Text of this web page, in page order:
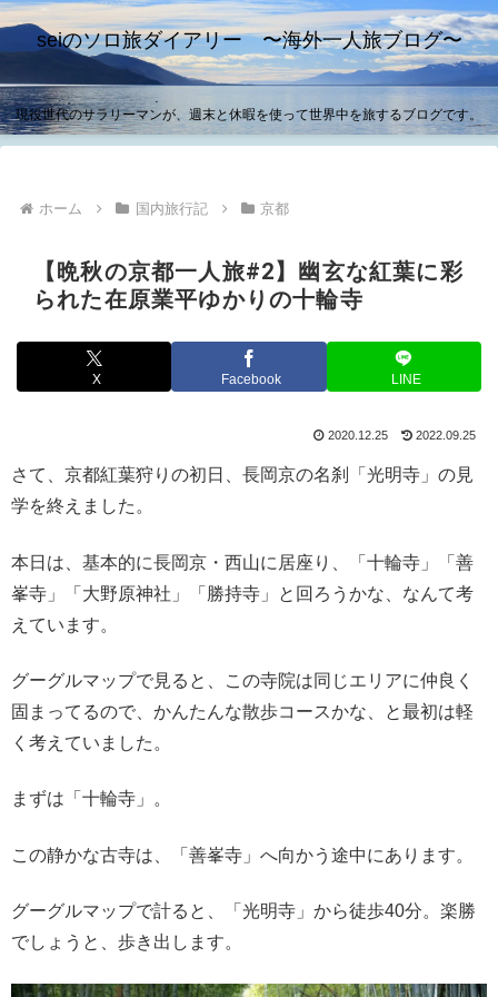
seiのソロ旅ダイアリー 〜海外一人旅ブログ〜
現役世代のサラリーマンが、週末と休暇を使って世界中を旅するブログです。
ホーム 国内旅行記 京都
【晩秋の京都一人旅#2】幽玄な紅葉に彩
られた在原業平ゆかりの十輪寺
X Facebook LINE
2020.12.25 2022.09.25
さて、京都紅葉狩りの初日、長岡京の名刹「光明寺」の見
学を終えました。
本日は、基本的に長岡京・西山に居座り、「十輪寺」「善
峯寺」「大野原神社」「勝持寺」と回ろうかな、なんて考
えています。
グーグルマップで見ると、この寺院は同じエリアに仲良く
固まってるので、かんたんな散歩コースかな、と最初は軽
く考えていました。
まずは「十輪寺」。
この静かな古寺は、「善峯寺」へ向かう途中にあります。
グーグルマップで計ると、「光明寺」から徒歩40分。楽勝
でしょうと、歩き出します。